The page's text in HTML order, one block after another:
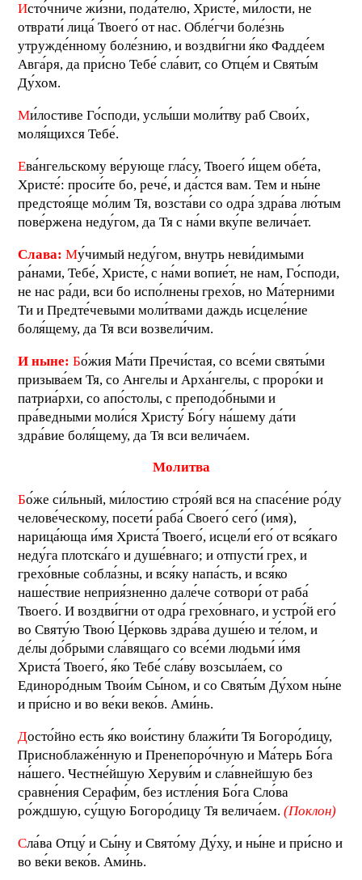
Исто́чниче жи́зни, пода́телю, Христе́, ми́лости, не
отврати́ лица́ Твоего́ от нас. Обле́гчи боле́знь
утружде́нному боле́знию, и воздви́гни я́ко Фадде́ем
Авга́ря, да при́сно Тебе́ сла́вит, со Отце́м и Святы́м
Ду́хом.
Ми́лостиве Го́споди, услы́ши моли́тву раб Свои́х,
моля́щихся Тебе́.
Ева́нгельскому ве́рующе гла́су, Твоего́ и́щем обе́та,
Христе́: проси́те бо, рече́, и да́стся вам. Тем и ны́не
предстоя́ще мо́лим Тя, возста́ви со одра́ здра́ва лю́тым
пове́ржена неду́гом, да Тя с на́ми вку́пе велича́ет.
Слава: Му́чимый неду́гом, внутрь неви́димыми
ра́нами, Тебе́, Христе́, с на́ми вопие́т, не нам, Го́споди,
не нас ра́ди, вси бо испо́лнены грехо́в, но Ма́терними
Ти и Предте́чевыми моли́твами даждь исцеле́ние
боля́щему, да Тя вси возвели́чим.
И ныне: Бо́жия Ма́ти Пречи́стая, со все́ми святы́ми
призыва́ем Тя, со Ангелы и Арха́нгелы, с проро́ки и
патриа́рхи, со апо́столы, с преподо́бными и
пра́ведными моли́ся Христу́ Бо́гу на́шему да́ти
здра́вие боля́щему, да Тя вси велича́ем.
Молитва
Бо́же си́льный, ми́лостию стро́яй вся на спасе́ние ро́ду
челове́ческому, посети́ раба́ Своего́ сего́ (имя),
нарица́юща и́мя Христа́ Твоего́, исцели́ его́ от вся́каго
неду́га плотска́го и душе́внаго; и отпусти́ грех, и
грехо́вные собла́зны, и вся́ку напа́сть, и вся́ко
наше́ствие неприя́зненно дале́че сотвори́ от раба́
Твоего́. И воздви́гни от одра́ грехо́внаго, и устро́й его́
во Святу́ю Твою́ Це́рковь здра́ва душе́ю и те́лом, и
де́лы до́брыми сла́вящаго со все́ми людьми́ и́мя
Христа́ Твоего́, я́ко Тебе́ сла́ву возсыла́ем, со
Единоро́дным Твои́м Сы́ном, и со Святы́м Ду́хом ны́не
и при́сно и во ве́ки веко́в. Ами́нь.
Досто́йно есть я́ко вои́стину блажи́ти Тя Богоро́дицу,
Присноблаже́нную и Пренепоро́чную и Ма́терь Бо́га
на́шего. Честне́йшую Херуви́м и сла́внейшую без
сравне́ния Серафи́м, без истле́ния Бо́га Сло́ва
ро́ждшую, су́щую Богоро́дицу Тя велича́ем.(Поклон)
Сла́ва Отцу́ и Сы́ну и Свято́му Ду́ху, и ны́не и при́сно и
во ве́ки веко́в. Ами́нь.